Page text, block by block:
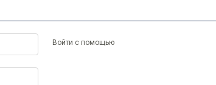
Войти с помощью